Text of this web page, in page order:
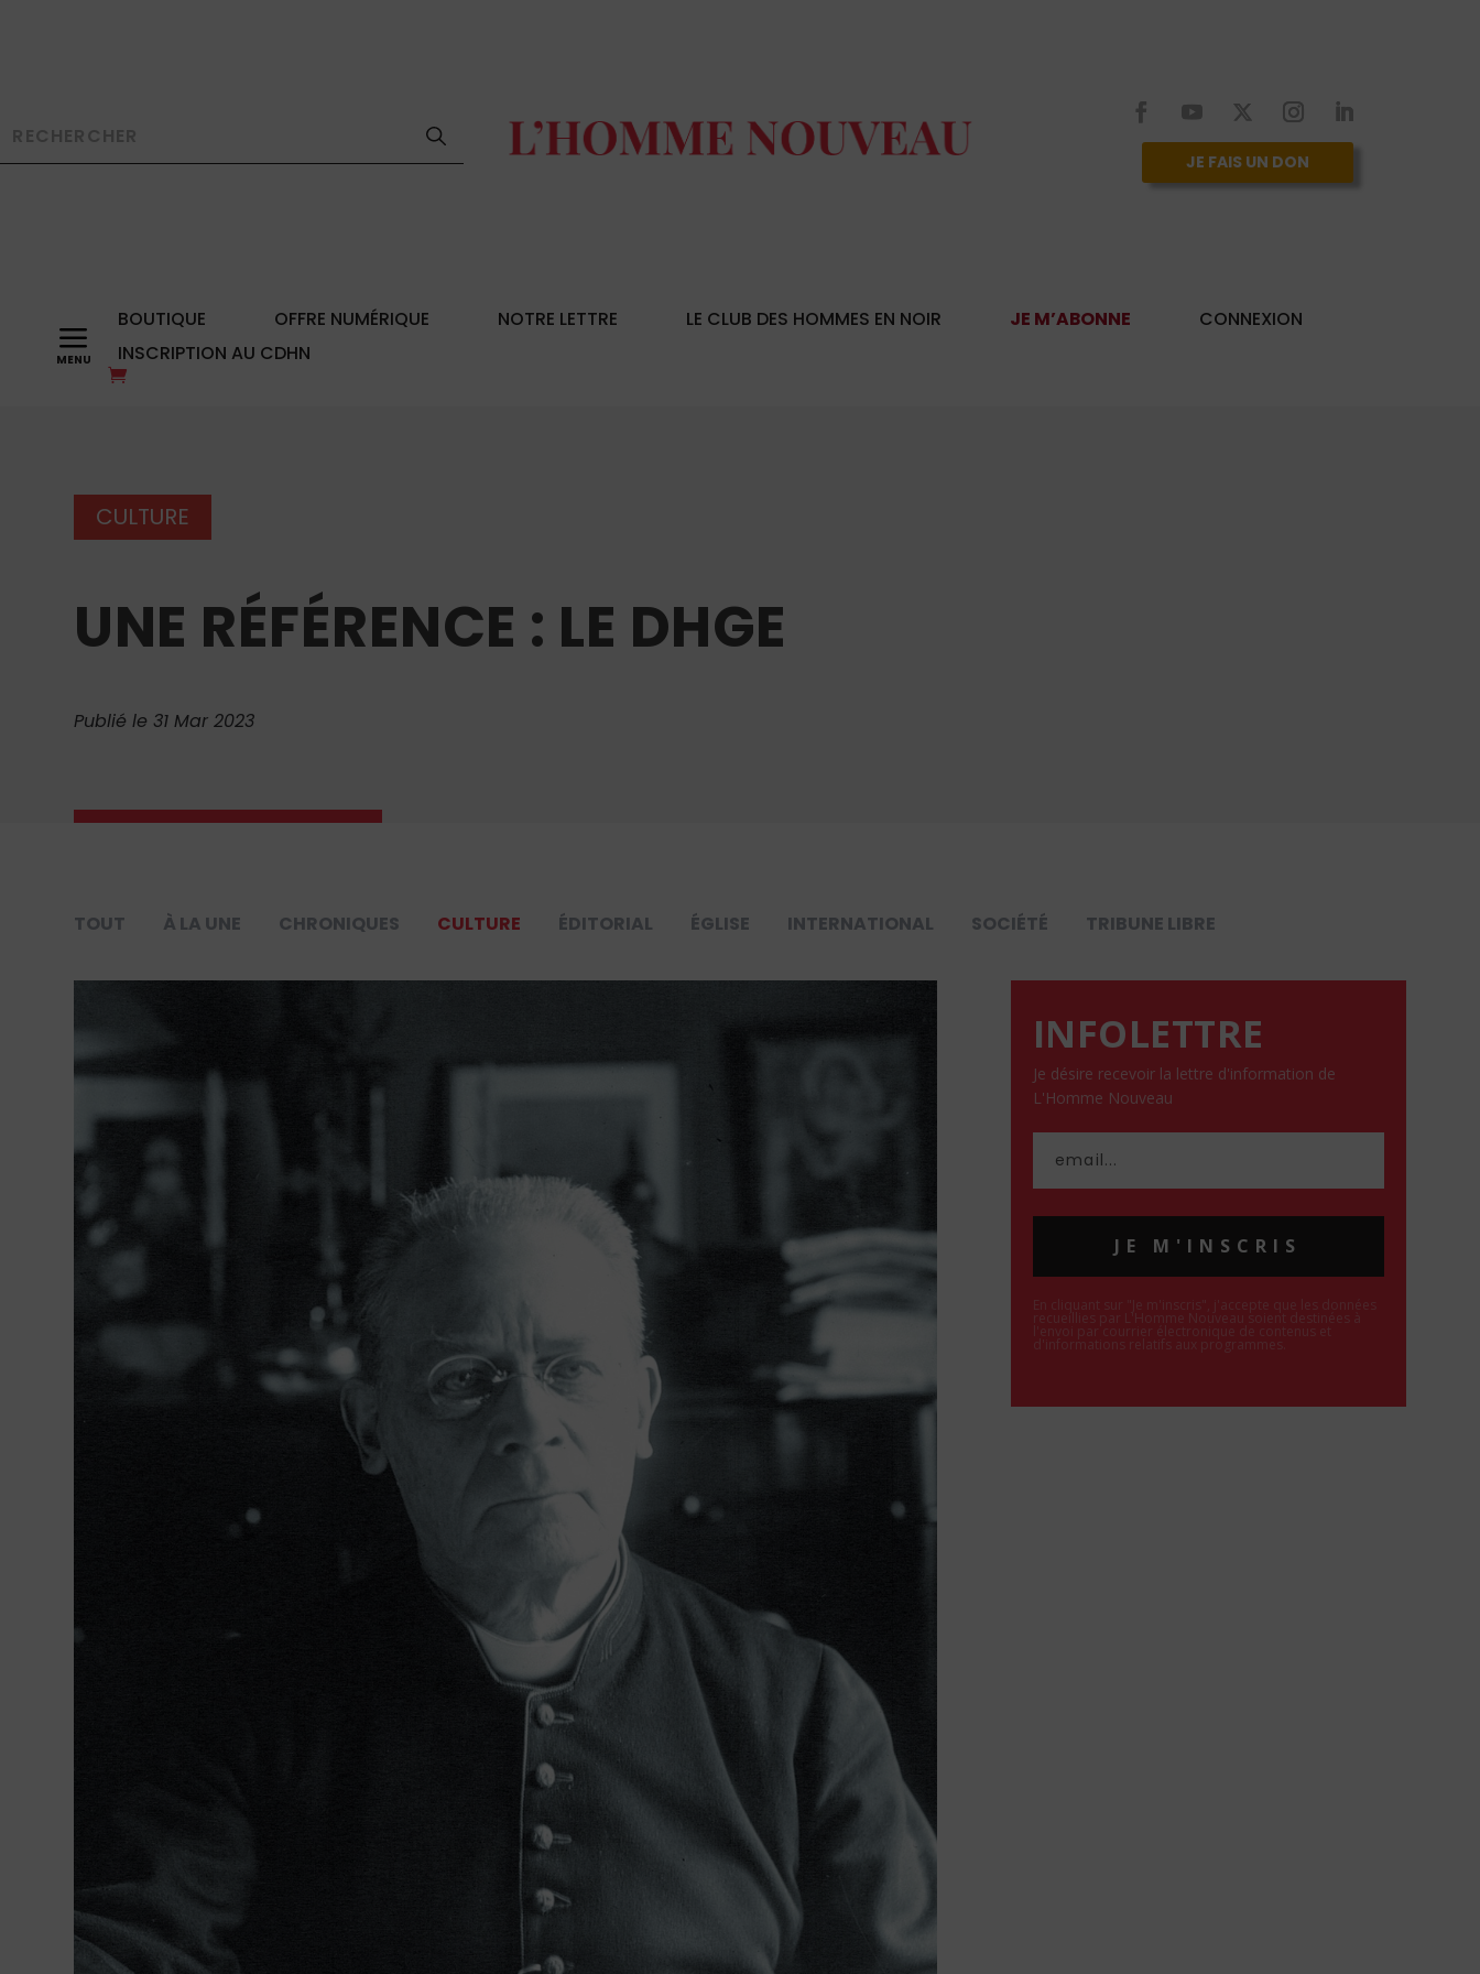
JE FAIS UN DON
a BOUTIQUE OFFRE NUMÉRIQUE NOTRE LETTRE LE CLUB DES HOMMES EN NOIR JE M’ABONNE
CONNEXION
INSCRIPTION AU CDHN
CULTURE
UNE RÉFÉRENCE : LE DHGE
Publié le 31 Mar 2023
TOUT À LA UNE CHRONIQUES CULTURE ÉDITORIAL ÉGLISE INTERNATIONAL SOCIÉTÉ TRIBUNE LIBRE
INFOLETTRE
Je désire recevoir la lettre d'information de
L'Homme Nouveau
JE M'INSCRIS
En cliquant sur "Je m'inscris", j'accepte que les données
recueillies par L'Homme Nouveau soient destinées à
l'envoi par courrier électronique de contenus et
d'informations relatifs aux programmes.